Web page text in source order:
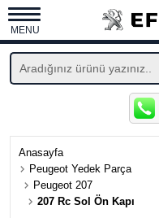
MENU
Anasayfa
Peugeot Yedek Parça
Peugeot 207
207 Rc Sol Ön Kapı